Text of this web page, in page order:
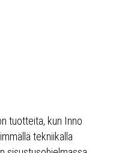
tuotteita, kun Inno
tekniikalla